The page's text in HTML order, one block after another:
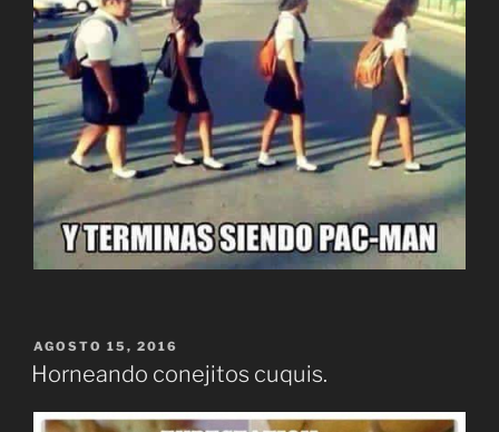
PUBLICADO
EL
AGOSTO 15, 2016
Horneando conejitos cuquis.